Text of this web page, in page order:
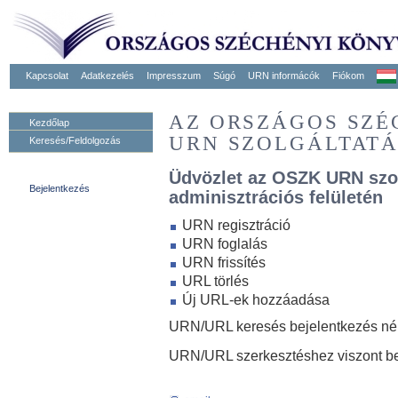
Kapcsolat Adatkezelés Impresszum Súgó URN informácók Fiókom
Kezdőlap
Keresés/Feldolgozás
Bejelentkezés
AZ ORSZÁGOS
URN
Üdvözlet az OSZK URN
adminisztrációs felületén
URN regisztráció
URN foglalás
URN frissítés
URL törlés
Új URL-ek hozzáadása
URN/URL keresés bejelentkezés
URN/URL szerkesztéshez viszont